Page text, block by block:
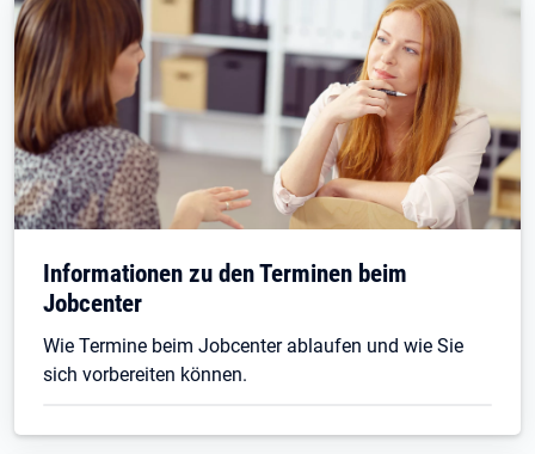
Informationen zu den Terminen beim
Jobcenter
Wie Termine beim Jobcenter ablaufen und wie Sie
sich vorbereiten können.